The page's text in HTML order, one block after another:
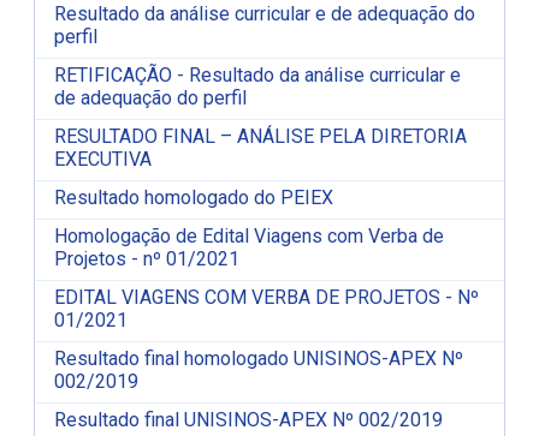
Resultado da análise curricular e de adequação do
perfil
RETIFICAÇÃO - Resultado da análise curricular e
de adequação do perfil
RESULTADO FINAL – ANÁLISE PELA DIRETORIA
EXECUTIVA
Resultado homologado do PEIEX
Homologação de Edital Viagens com Verba de
Projetos - nº 01/2021
EDITAL VIAGENS COM VERBA DE PROJETOS - Nº
01/2021
Resultado final homologado UNISINOS-APEX Nº
002/2019
Resultado final UNISINOS-APEX Nº 002/2019